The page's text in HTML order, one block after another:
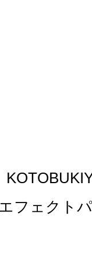
フェクト